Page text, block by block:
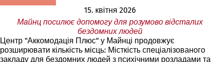
15. квітня 2026
Майнц посилює допомогу для розумово відсталих
бездомних людей
Центр "Аккомодація Плюс" у Майнці продовжує
розширювати кількість місць: Місткість спеціалізованого
закладу для бездомних людей з психічними розладами та